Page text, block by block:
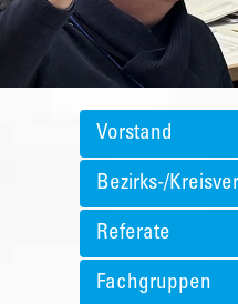
Vorstand
Bezirks-/
Referate
Fachgruppen